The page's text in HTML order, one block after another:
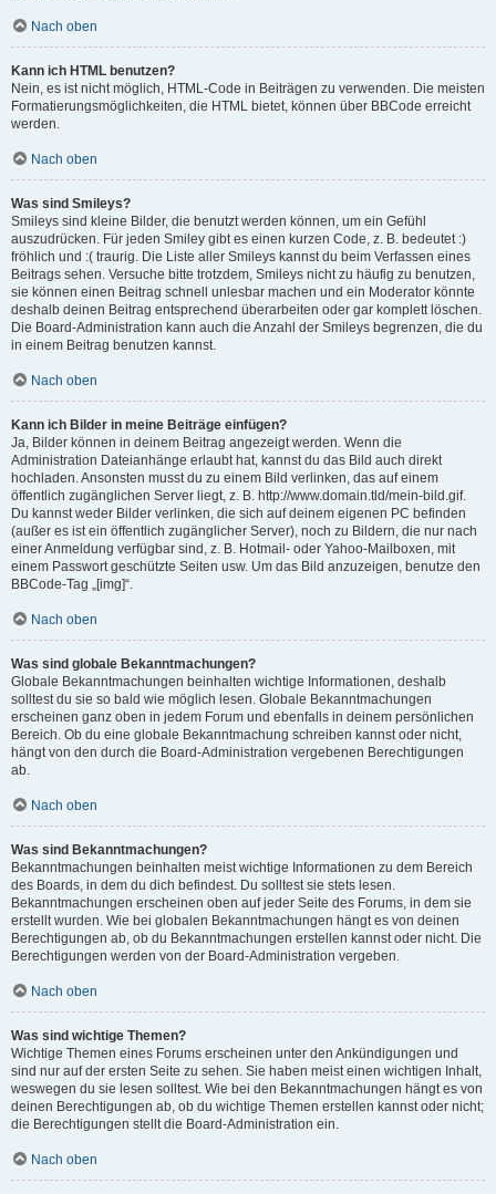
Nach oben
Kann ich HTML benutzen?
Nein, es ist nicht möglich, HTML-Code in Beiträgen zu verwenden. Die meisten
Formatierungsmöglichkeiten, die HTML bietet, können über BBCode erreicht
werden.
Nach oben
Was sind Smileys?
Smileys sind kleine Bilder, die benutzt werden können, um ein Gefühl
auszudrücken. Für jeden Smiley gibt es einen kurzen Code, z. B. bedeutet :)
fröhlich und :( traurig. Die Liste aller Smileys kannst du beim Verfassen eines
Beitrags sehen. Versuche bitte trotzdem, Smileys nicht zu häufig zu benutzen,
sie können einen Beitrag schnell unlesbar machen und ein Moderator könnte
deshalb deinen Beitrag entsprechend überarbeiten oder gar komplett löschen.
Die Board-Administration kann auch die Anzahl der Smileys begrenzen, die du
in einem Beitrag benutzen kannst.
Nach oben
Kann ich Bilder in meine Beiträge einfügen?
Ja, Bilder können in deinem Beitrag angezeigt werden. Wenn die
Administration Dateianhänge erlaubt hat, kannst du das Bild auch direkt
hochladen. Ansonsten musst du zu einem Bild verlinken, das auf einem
öffentlich zugänglichen Server liegt, z. B. http://www.domain.tld/mein-bild.gif.
Du kannst weder Bilder verlinken, die sich auf deinem eigenen PC befinden
(außer es ist ein öffentlich zugänglicher Server), noch zu Bildern, die nur nach
einer Anmeldung verfügbar sind, z. B. Hotmail- oder Yahoo-Mailboxen, mit
einem Passwort geschützte Seiten usw. Um das Bild anzuzeigen, benutze den
BBCode-Tag „[img]“.
Nach oben
Was sind globale Bekanntmachungen?
Globale Bekanntmachungen beinhalten wichtige Informationen, deshalb
solltest du sie so bald wie möglich lesen. Globale Bekanntmachungen
erscheinen ganz oben in jedem Forum und ebenfalls in deinem persönlichen
Bereich. Ob du eine globale Bekanntmachung schreiben kannst oder nicht,
hängt von den durch die Board-Administration vergebenen Berechtigungen
ab.
Nach oben
Was sind Bekanntmachungen?
Bekanntmachungen beinhalten meist wichtige Informationen zu dem Bereich
des Boards, in dem du dich befindest. Du solltest sie stets lesen.
Bekanntmachungen erscheinen oben auf jeder Seite des Forums, in dem sie
erstellt wurden. Wie bei globalen Bekanntmachungen hängt es von deinen
Berechtigungen ab, ob du Bekanntmachungen erstellen kannst oder nicht. Die
Berechtigungen werden von der Board-Administration vergeben.
Nach oben
Was sind wichtige Themen?
Wichtige Themen eines Forums erscheinen unter den Ankündigungen und
sind nur auf der ersten Seite zu sehen. Sie haben meist einen wichtigen Inhalt,
weswegen du sie lesen solltest. Wie bei den Bekanntmachungen hängt es von
deinen Berechtigungen ab, ob du wichtige Themen erstellen kannst oder nicht;
die Berechtigungen stellt die Board-Administration ein.
Nach oben